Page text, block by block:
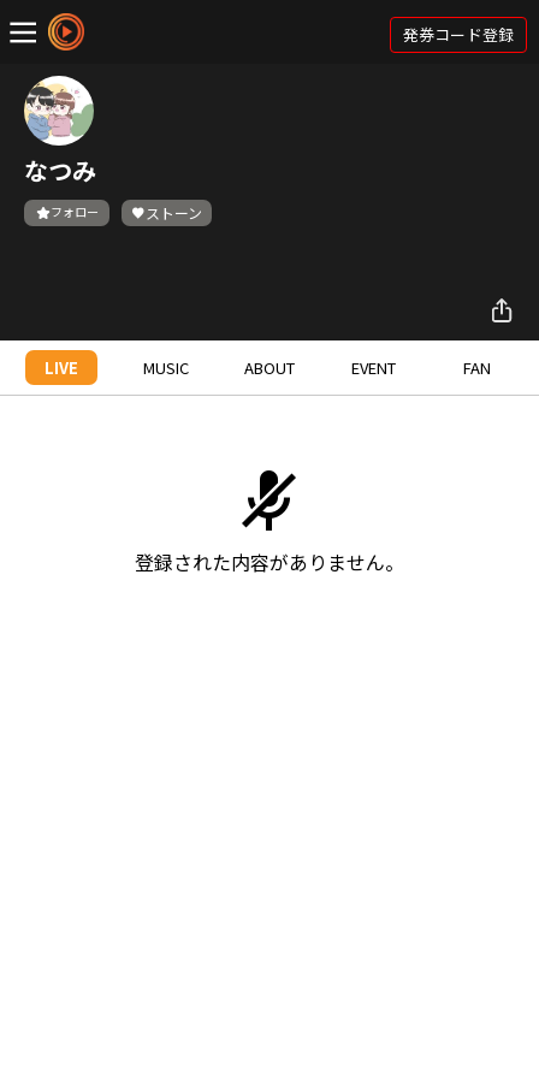
発券コード登録
なつみ
フォロー ストーン
LIVE MUSIC ABOUT EVENT FAN
登録された内容がありません。